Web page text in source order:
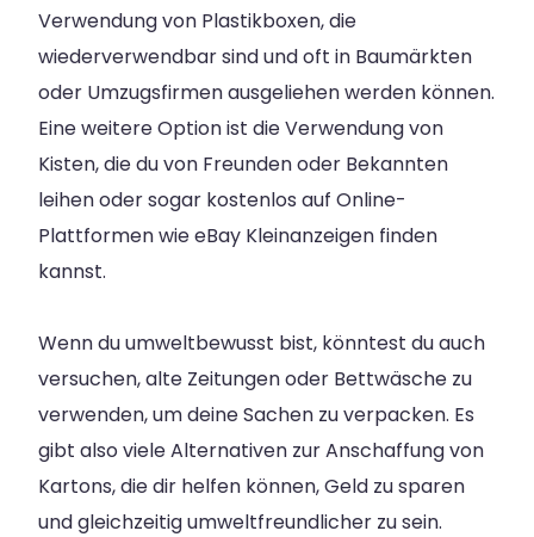
Verwendung von Plastikboxen, die
wiederverwendbar sind und oft in Baumärkten
oder Umzugsfirmen ausgeliehen werden können.
Eine weitere Option ist die Verwendung von
Kisten, die du von Freunden oder Bekannten
leihen oder sogar kostenlos auf Online-
Plattformen wie eBay Kleinanzeigen finden
kannst.
Wenn du umweltbewusst bist, könntest du auch
versuchen, alte Zeitungen oder Bettwäsche zu
verwenden, um deine Sachen zu verpacken. Es
gibt also viele Alternativen zur Anschaffung von
Kartons, die dir helfen können, Geld zu sparen
und gleichzeitig umweltfreundlicher zu sein.